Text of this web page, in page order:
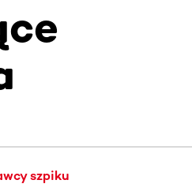
Użyj klawisza Tab
szpiku